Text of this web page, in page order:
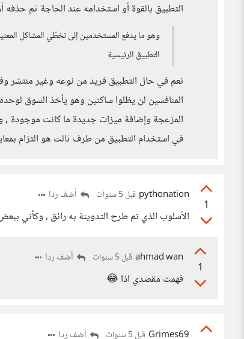
التطبيق بالقوة أو استخدامه عند الحاجة ثم حذفه
وهو ما يدفع المستخدمين إلى تخطّي المشاكل
التطبيق الرئيسية
نعم في حال التطبيق فريد من نوعه وغير
المنافسين لن يظلوا ساكنين وهو يأخذ السوق
المزعجة وإضافة ميزات جديدة ما كانت موجودة ,
في استخدام التطبيق من طرف ثالث هو التزام
1
pythonation قبل 5 سنوات أضف ردا
الأسلوب الذي تم طرح التدوينة به رائق ، وكأني
1
ahmad wan قبل 5 سنوات أضف ردا
فهمت مقصدي اذا 😂
Grimes69 قبل 5 سنوات أضف ردا